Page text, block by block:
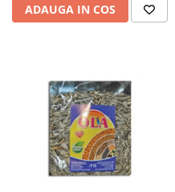
ADAUGA IN COS